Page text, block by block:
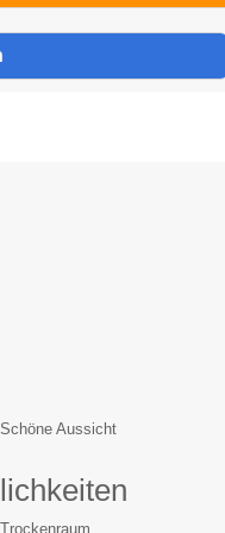
Schöne Aussicht
Trockenraum